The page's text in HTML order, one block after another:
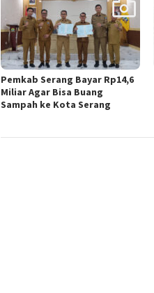
Pemkab Serang Bayar Rp14,6
Miliar Agar Bisa Buang
Sampah ke Kota Serang